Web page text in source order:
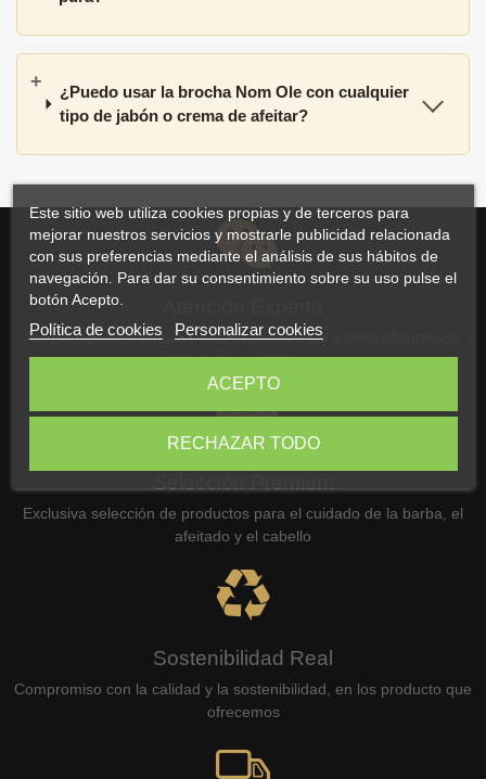
¿Puedo usar la brocha Nom Ole con cualquier
tipo de jabón o crema de afeitar?
Este sitio web utiliza cookies propias y de terceros para
mejorar nuestros servicios y mostrarle publicidad relacionada
con sus preferencias mediante el análisis de sus hábitos de
navegación. Para dar su consentimiento sobre su uso pulse el
botón Acepto.
Política de cookies Personalizar cookies
RECHAZAR TODO
ACEPTO
Atención personalizada y asesoramiento por correo electrónico,
WhatsApp o teléfono
Exclusiva selección de productos para el cuidado de la barba, el
afeitado y el cabello
Sostenibilidad Real
Compromiso con la calidad y la sostenibilidad, en los producto que
ofrecemos